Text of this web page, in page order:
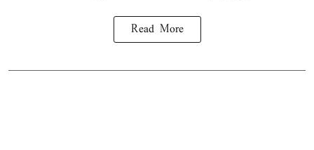
Read More